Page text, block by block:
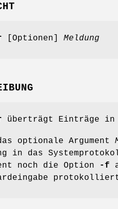
[Optionen] Meldung
überträgt Einträge in
optionale Argument
in das
noch die Option
-f